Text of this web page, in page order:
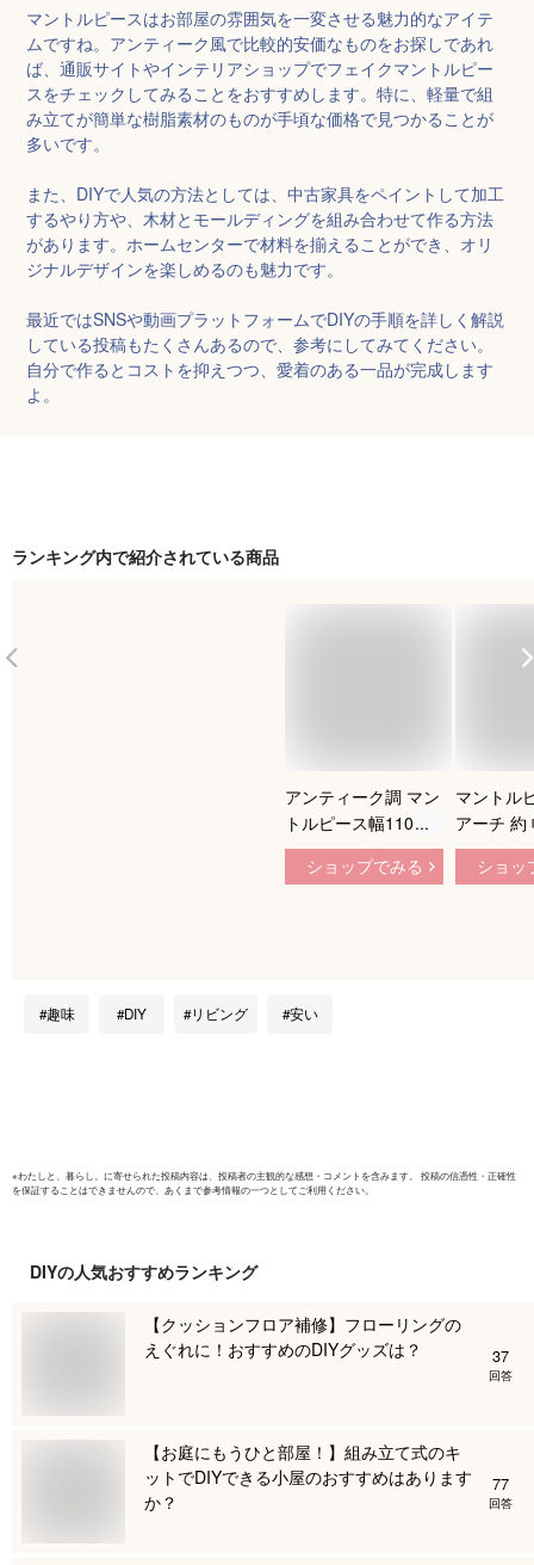
マントルピースはお部屋の雰囲気を一変させる魅力的なアイテ
ムですね。アンティーク風で比較的安価なものをお探しであれ
ば、通販サイトやインテリアショップでフェイクマントルピー
スをチェックしてみることをおすすめします。特に、軽量で組
み立てが簡単な樹脂素材のものが手頃な価格で見つかることが
多いです。
また、DIYで人気の方法としては、中古家具をペイントして加工
するやり方や、木材とモールディングを組み合わせて作る方法
があります。ホームセンターで材料を揃えることができ、オリ
ジナルデザインを楽しめるのも魅力です。
最近ではSNSや動画プラットフォームでDIYの手順を詳しく解説
している投稿もたくさんあるので、参考にしてみてください。
自分で作るとコストを抑えつつ、愛着のある一品が完成します
よ。
ランキング内で紹介されている商品
アンティーク調 マン
トルピース幅110 ダ
ークブラウン 茶色
訳ありアウトレット
シック家具 チェスト
ショップでみる
マントル
アーチ 約
90 奥行
プンシ
ショッ
趣味 DIY リビング 安い
※わたしと、暮らし。 に寄せられた投稿内容は、投稿者の主観的な感想・コメントを含みます。 投稿の信憑性・正確性
を保証することはできませんので、あくまで参考情報の一つとしてご利用ください。
DIYの人気おすすめランキング
【クッションフロア補修】フローリングの
えぐれに！おすすめのDIYグッズは？
37
回答
【お庭にもうひと部屋！】組み立て式のキ
ットでDIYできる小屋のおすすめはあります
か？
77
回答